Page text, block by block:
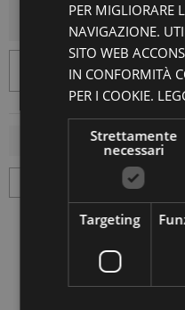
PER MIGLIORARE
NAVIGAZIONE.
SITO WEB
IN CONFORMITÀ
PER I COOKIE.
Strettamente
necessari
Targeting